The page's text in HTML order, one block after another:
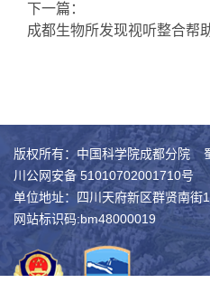
下一篇：
成都生物所发现视听整合帮
版权所有：中国科学院成都分院
川公网安备 51010702001710号
单位地址：四川天府新区群贤南街
网站标识码:bm48000019